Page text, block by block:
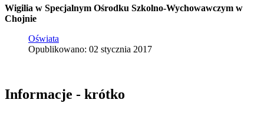
Wigilia w Specjalnym Ośrodku Szkolno-Wychowawczym w
Chojnie
Oświata
Opublikowano: 02 stycznia 2017
Informacje - krótko